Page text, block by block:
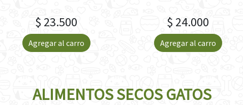
$ 23.500
Agregar al carro
$ 24.000
Agregar al carro
ALIMENTOS SECOS GATOS